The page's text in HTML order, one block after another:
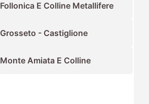
Follonica E Colline Metallifere
Grosseto - Castiglione
Monte Amiata E Colline